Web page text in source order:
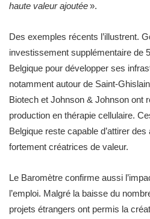
haute valeur ajoutée».
Des exemples récents l’illustrent.
investissement supplémentaire de
Belgique pour développer ses
notamment autour de Saint-
Biotech et Johnson & Johnson ont
production en thérapie cellulaire.
Belgique reste capable d’attirer
fortement créatrices de valeur.
Le Baromètre confirme aussi
l’emploi. Malgré la baisse du
projets étrangers ont permis la